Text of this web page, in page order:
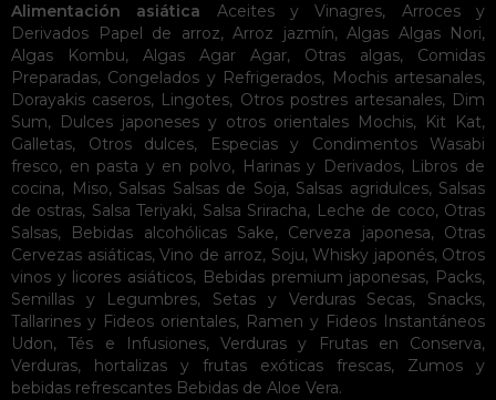
Alimentación asiática Aceites y Vinagres, Arroces y
Derivados
Papel de arroz, Arroz jazmín, Algas Algas Nori,
Algas Kombu, Algas Agar Agar, Otras algas, Comidas
Preparadas, Congelados y Refrigerados, Mochis artesanales,
Dorayakis caseros, Lingotes, Otros postres artesanales, Dim
Sum, Dulces japoneses y otros orientales Mochis, Kit Kat,
Galletas, Otros dulces, Especias y Condimentos
Wasabi
fresco, en pasta y en polvo, Harinas y Derivados, Libros de
cocina, Miso, Salsas Salsas de Soja, Salsas agridulces, Salsas
de ostras, Salsa Teriyaki, Salsa Sriracha, Leche de coco, Otras
Salsas, Bebidas alcohólicas Sake, Cerveza japonesa, Otras
Cervezas asiáticas, Vino de arroz, Soju, Whisky japonés, Otros
vinos y licores asiáticos, Bebidas premium japonesas, Packs,
Semillas y Legumbres, Setas y Verduras Secas, Snacks,
Tallarines y Fideos orientales, Ramen y Fideos Instantáneos
Udon,Tés e Infusiones, Verduras y Frutas en Conserva,
Verduras, hortalizas y frutas exóticas frescas, Zumos y
bebidas refrescantes Bebidas de Aloe Vera.